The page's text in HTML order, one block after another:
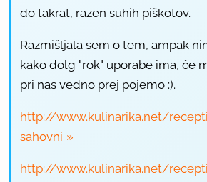
do takrat, razen suhih piškotov.
Razmišljala sem o tem, ampak
kako dolg "rok" uporabe ima, če
pri nas vedno prej pojemo :).
http://www.kulinarika.net/
sahovni
http://www.kulinarika.net/